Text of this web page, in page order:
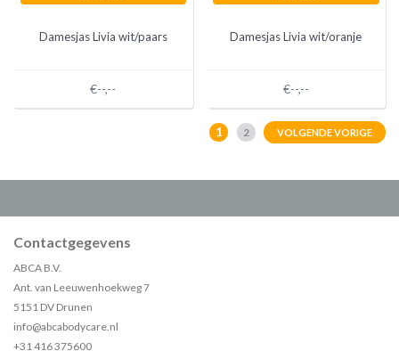
Damesjas Livia wit/paars
€--,--
Damesjas Livia wit/oranje
€--,--
1 2 VOLGENDE VORIGE
Contactgegevens
ABCA B.V.
Ant. van Leeuwenhoekweg 7
5151 DV Drunen
info@abcabodycare.nl
+31 416 375600